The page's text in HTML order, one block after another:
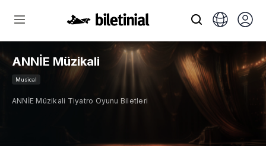
ANNİE Müzikali
Musical
ANNİE Müzikali Tiyatro Oyunu Biletleri